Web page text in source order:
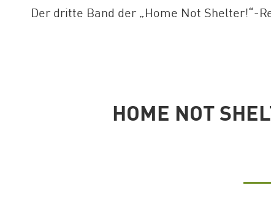
Der dritte Band der „Home Not Shelter!“-
HOME NOT